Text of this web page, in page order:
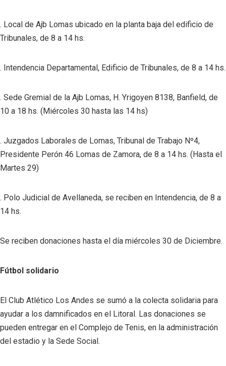
. Local de Ajb Lomas ubicado en la planta baja del edificio de
Tribunales, de 8 a 14 hs.
. Intendencia Departamental, Edificio de Tribunales, de 8 a 14 hs.
. Sede Gremial de la Ajb Lomas, H. Yrigoyen 8138, Banfield, de
10 a 18 hs. (Miércoles 30 hasta las 14 hs)
. Juzgados Laborales de Lomas, Tribunal de Trabajo Nº4,
Presidente Perón 46 Lomas de Zamora, de 8 a 14 hs. (Hasta el
Martes 29)
. Polo Judicial de Avellaneda, se reciben en Intendencia, de 8 a
14 hs.
Se reciben donaciones hasta el día miércoles 30 de Diciembre.
Fútbol solidario
El Club Atlético Los Andes se sumó a la colecta solidaria para
ayudar a los damnificados en el Litoral. Las donaciones se
pueden entregar en el Complejo de Tenis, en la administración
del estadio y la Sede Social.